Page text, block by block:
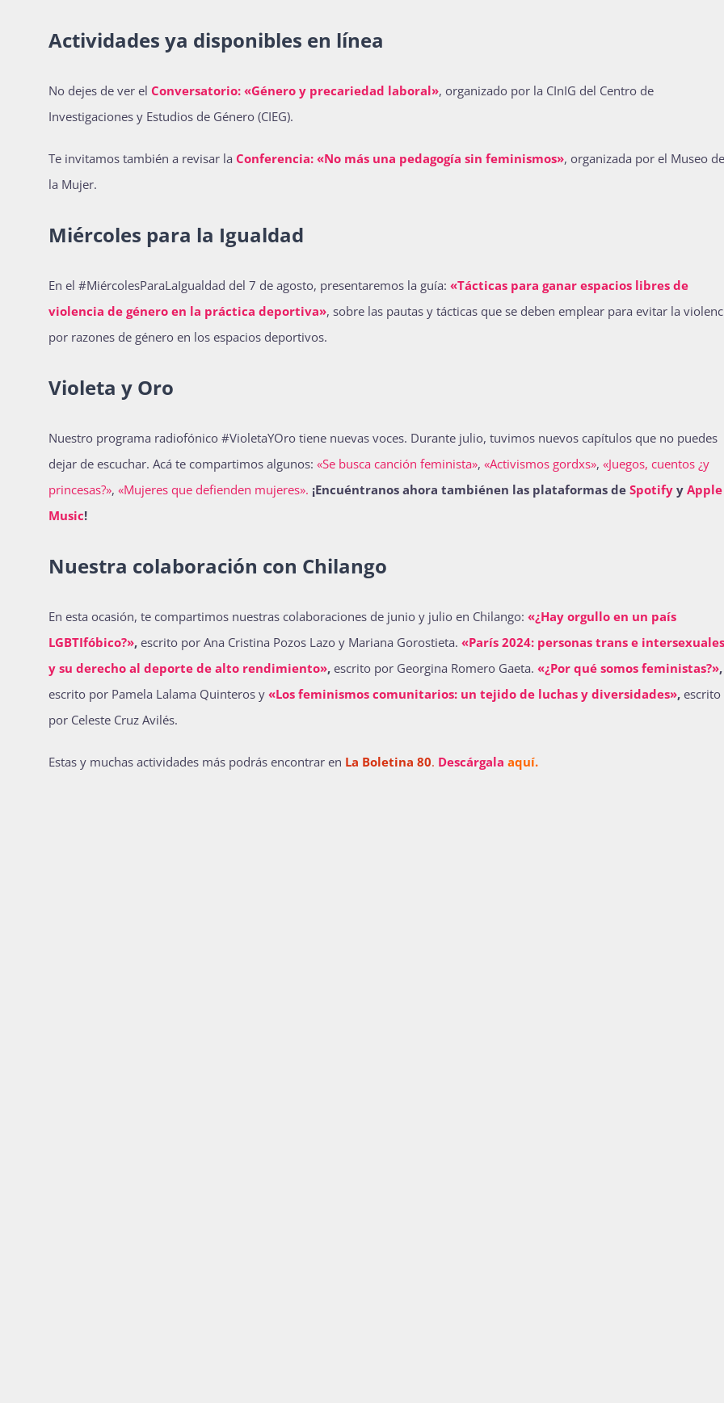
Actividades ya disponibles en línea
No dejes de ver el Conversatorio: «Género y precariedad laboral», organizado por la CInIG del Centro de
Investigaciones y Estudios de Género (CIEG).
Te invitamos también a revisar la Conferencia: «No más una pedagogía sin feminismos», organizada por el Museo de
la Mujer.
Miércoles para la Igualdad
En el #MiércolesParaLaIgualdad del 7 de agosto, presentaremos la guía: «Tácticas para ganar espacios libres de
violencia de género en la práctica deportiva», sobre las pautas y tácticas que se deben emplear para evitar la
por razones de género en los espacios deportivos.
Violeta y Oro
Nuestro programa radiofónico #VioletaYOro tiene nuevas voces. Durante julio, tuvimos nuevos capítulos que no puedes
dejar de escuchar. Acá te compartimos algunos: ​​«Se busca canción feminista», ​​«Activismos gordxs», ​​«Juegos, cuentos ¿y
princesas?», ​​«Mujeres que defienden mujeres». ¡Encuéntranos ahora tambiénen las plataformas de Spotifyy Apple
Music!
Nuestra colaboración con Chilango
En esta ocasión, te compartimos nuestras colaboraciones de junio y julio en Chilango: «¿Hay orgullo en un país
LGBTIfóbico?», escrito por Ana Cristina Pozos Lazo y Mariana Gorostieta. «París 2024: personas trans e intersexuales
y su derecho al deporte de alto rendimiento», escrito por Georgina Romero Gaeta. «¿Por qué somos feministas?»,
escrito por Pamela Lalama Quinteros y «Los feminismos comunitarios: un tejido de luchas y diversidades», escrito
por Celeste Cruz Avilés.
Estas y muchas actividades más podrás encontrar en La Boletina 80. Descárgala aquí.